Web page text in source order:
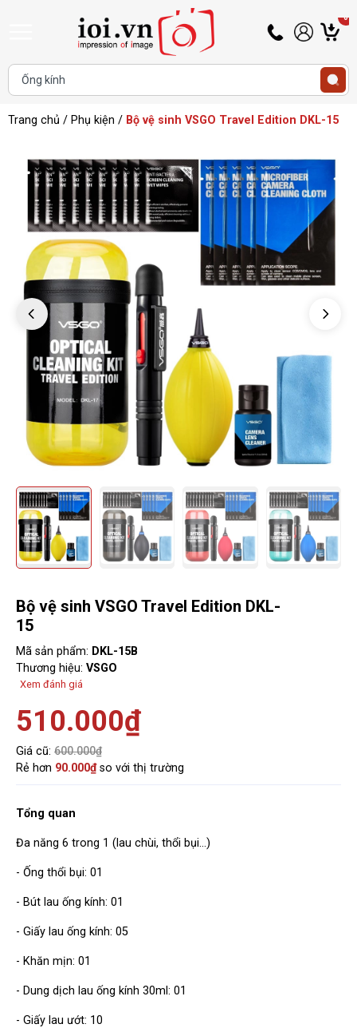
Hotline
0345
433
Tài
khoản
Khách
0
Trang chủ / Phụ kiện / Bộ vệ sinh VSGO Travel Edition DKL-15
Bộ vệ sinh VSGO Travel Edition DKL-
15
Mã sản phẩm: DKL-15B
Thương hiệu: VSGO
Xem đánh giá
510.000₫
Giá cũ: 600.000₫
Rẻ hơn 90.000₫so với thị trường
Tổng quan
Đa năng 6 trong 1 (lau chùi, thổi bụi...)
- Ống thổi bụi: 01
- Bút lau ống kính: 01
- Giấy lau ống kính: 05
- Khăn mịn: 01
- Dung dịch lau ống kính 30ml: 01
- Giấy lau ướt: 10